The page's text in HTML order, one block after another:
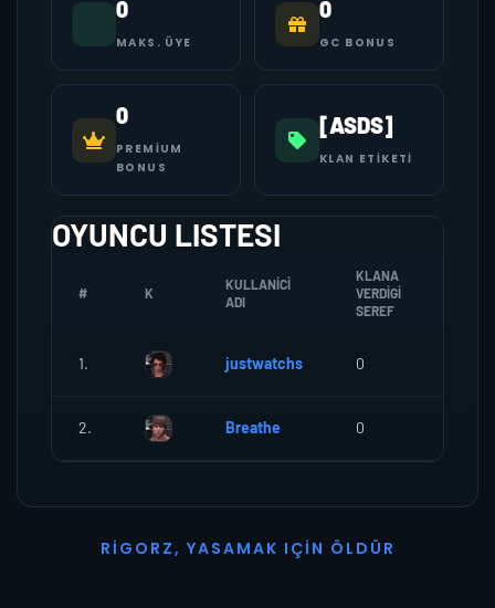
0
MAKS. ÜYE
0
GC BONUS
0
PREMIUM
BONUS
[ASDS]
KLAN ETIKETI
OYUNCU LISTESI
# K
KULLANICI
ADI
KLANA
VERDIGI
SEREF
1. justwatchs 0
2. Breathe 0
R I G O R Z, YASAMAK I ÇI N Ö L D Ü R